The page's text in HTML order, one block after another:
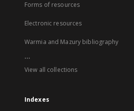
Forms of resources
Electronic resources
Warmia and Mazury bibliography
...
View all collections
Indexes